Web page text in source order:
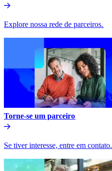
Explore nossa rede de parceiros.​​
Torne-se um parceiro​​
Se tiver interesse, entre em contato.​​